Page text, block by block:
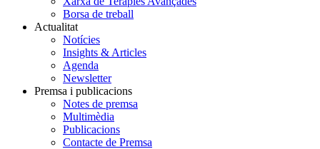
Borsa de treball
Actualitat
Notícies
Insights & Articles
Agenda
Newsletter
Premsa i publicacions
Notes de premsa
Multimèdia
Publicacions
Contacte de Premsa